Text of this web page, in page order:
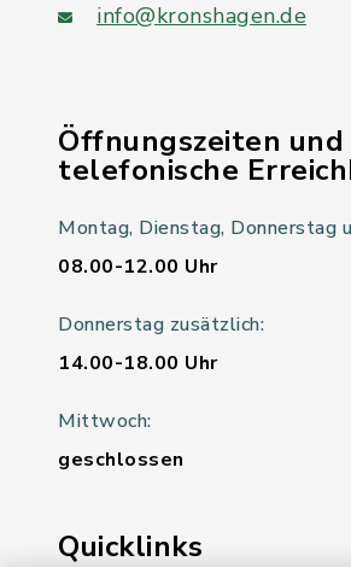
info@kronshagen.de
Öffnungszeiten und
telefonische
Montag, Dienstag, Donnerstag
08.00-12.00 Uhr
Donnerstag zusätzlich:
14.00-18.00 Uhr
Mittwoch:
geschlossen
Quicklinks